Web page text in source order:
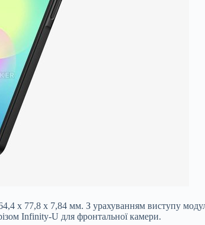
x 77,8 x 7,84 мм. З урахуванням виступу
Infinity-U для фронтальної камери.